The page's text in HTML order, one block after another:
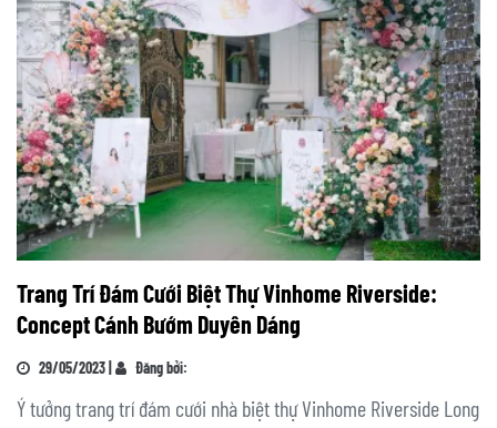
Trang Trí Đám Cưới Biệt Thự Vinhome Riverside:
Concept Cánh Bướm Duyên Dáng
29/05/2023 | Đăng bởi:
Ý tưởng trang trí đám cưới nhà biệt thự Vinhome Riverside Long